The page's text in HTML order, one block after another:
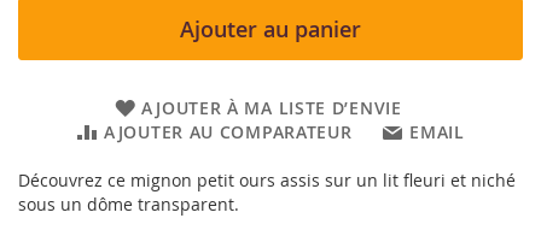
Ajouter au panier
AJOUTER À MA LISTE D’ENVIE
AJOUTER AU COMPARATEUR
EMAIL
Découvrez ce mignon petit ours assis sur un lit fleuri et niché
sous un dôme transparent.